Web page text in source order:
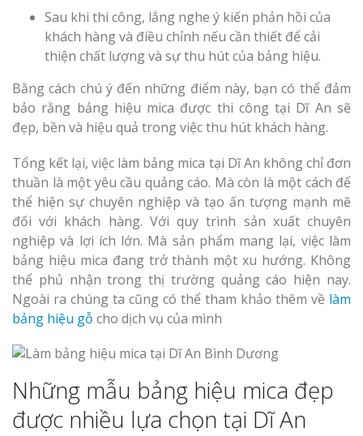
Sau khi thi công, lắng nghe ý kiến phản hồi của
khách hàng và điều chỉnh nếu cần thiết để cải
thiện chất lượng và sự thu hút của bảng hiệu.
Bằng cách chú ý đến những điểm này, bạn có thể đảm
bảo rằng bảng hiệu mica được thi công tại Dĩ An sẽ
đẹp, bền và hiệu quả trong việc thu hút khách hàng.
Tổng kết lại, việc làm bảng mica tại Dĩ An không chỉ đơn
thuần là một yêu cầu quảng cáo. Mà còn là một cách để
thể hiện sự chuyên nghiệp và tạo ấn tượng mạnh mẽ
đối với khách hàng. Với quy trình sản xuất chuyên
nghiệp và lợi ích lớn. Mà sản phẩm mang lại, việc làm
bảng hiệu mica đang trở thành một xu hướng. Không
thể phủ nhận trong thị trường quảng cáo hiện nay.
Ngoài ra chúng ta cũng có thể tham khảo thêm về làm
bảng hiệu gỗ cho dịch vụ của mình
Những mẫu bảng hiệu mica đẹp
được nhiều lựa chọn tại Dĩ An